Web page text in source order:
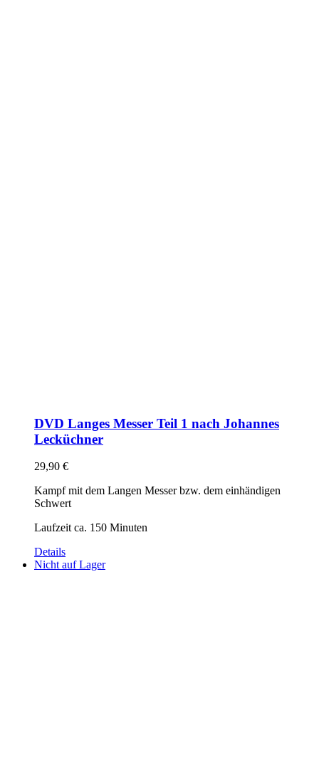
DVD Langes Messer Teil 1 nach Johannes
Lecküchner
29,90 €
Kampf mit dem Langen Messer bzw. dem einhändigen
Schwert
Laufzeit ca. 150 Minuten
Details
Nicht auf Lager